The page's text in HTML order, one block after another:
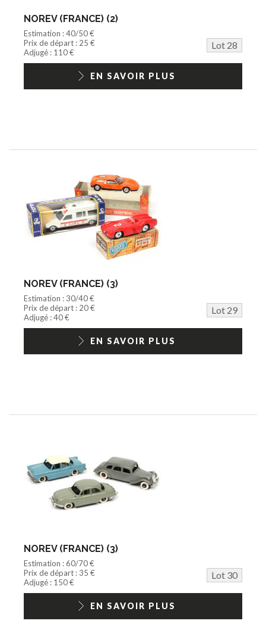
NOREV (FRANCE) (2)
Estimation : 40/50 €
Prix de départ : 25 €
Lot 28
Adjugé : 110 €
EN SAVOIR PLUS
NOREV (FRANCE) (3)
Estimation : 30/40 €
Prix de départ : 20 €
Lot 29
Adjugé : 40 €
EN SAVOIR PLUS
NOREV (FRANCE) (3)
Estimation : 60/70 €
Prix de départ : 35 €
Lot 30
Adjugé : 150 €
EN SAVOIR PLUS